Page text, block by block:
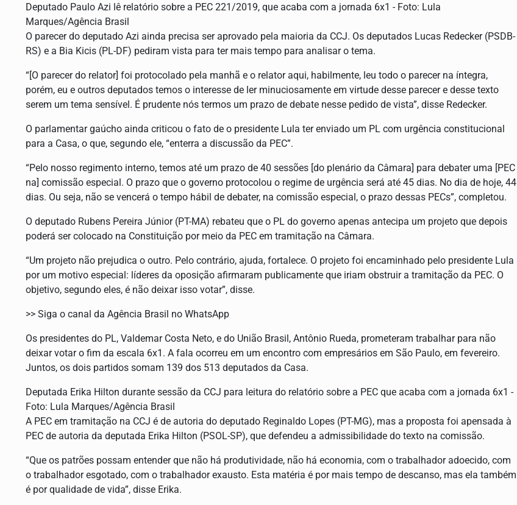
Deputado Paulo Azi lê relatório sobre a PEC 221/2019, que acaba com a jornada 6x1 - Foto: Lula
Marques/Agência Brasil
O parecer do deputado Azi ainda precisa ser aprovado pela maioria da CCJ. Os deputados Lucas Redecker (PSDB-
RS) e a Bia Kicis (PL-DF) pediram vista para ter mais tempo para analisar o tema.
“[O parecer do relator] foi protocolado pela manhã e o relator aqui, habilmente, leu todo o parecer na íntegra,
porém, eu e outros deputados temos o interesse de ler minuciosamente em virtude desse parecer e desse texto
serem um tema sensível. É prudente nós termos um prazo de debate nesse pedido de vista”, disse Redecker.
O parlamentar gaúcho ainda criticou o fato de o presidente Lula ter enviado um PL com urgência constitucional
para a Casa, o que, segundo ele, “enterra a discussão da PEC”.
“Pelo nosso regimento interno, temos até um prazo de 40 sessões [do plenário da Câmara] para debater uma [PEC
na] comissão especial. O prazo que o governo protocolou o regime de urgência será até 45 dias. No dia de hoje, 44
dias. Ou seja, não se vencerá o tempo hábil de debater, na comissão especial, o prazo dessas PECs”, completou.
O deputado Rubens Pereira Júnior (PT-MA) rebateu que o PL do governo apenas antecipa um projeto que depois
poderá ser colocado na Constituição por meio da PEC em tramitação na Câmara.
“Um projeto não prejudica o outro. Pelo contrário, ajuda, fortalece. O projeto foi encaminhado pelo presidente Lula
por um motivo especial: líderes da oposição afirmaram publicamente que iriam obstruir a tramitação da PEC. O
objetivo, segundo eles, é não deixar isso votar”, disse.
>> Siga o canal da Agência Brasil no WhatsApp
Os presidentes do PL, Valdemar Costa Neto, e do União Brasil, Antônio Rueda, prometeram trabalhar para não
deixar votar o fim da escala 6x1. A fala ocorreu em um encontro com empresários em São Paulo, em fevereiro.
Juntos, os dois partidos somam 139 dos 513 deputados da Casa.
Deputada Erika Hilton durante sessão da CCJ para leitura do relatório sobre a PEC que acaba com a jornada 6x1 -
Foto: Lula Marques/Agência Brasil
A PEC em tramitação na CCJ é de autoria do deputado Reginaldo Lopes (PT-MG), mas a proposta foi apensada à
PEC de autoria da deputada Erika Hilton (PSOL-SP), que defendeu a admissibilidade do texto na comissão.
“Que os patrões possam entender que não há produtividade, não há economia, com o trabalhador adoecido, com
o trabalhador esgotado, com o trabalhador exausto. Esta matéria é por mais tempo de descanso, mas ela também
é por qualidade de vida”, disse Erika.